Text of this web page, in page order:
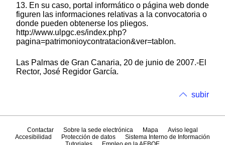
13. En su caso, portal informático o página web donde
figuren las informaciones relativas a la convocatoria o
donde pueden obtenerse los pliegos.
http://www.ulpgc.es/index.php?
pagina=patrimonioycontratacion&ver=tablon.
Las Palmas de Gran Canaria, 20 de junio de 2007.-El
Rector, José Regidor García.
subir
Contactar Sobre la sede electrónica Mapa
Aviso legal
Accesibilidad
Protección de datos
Sistema Interno de Información